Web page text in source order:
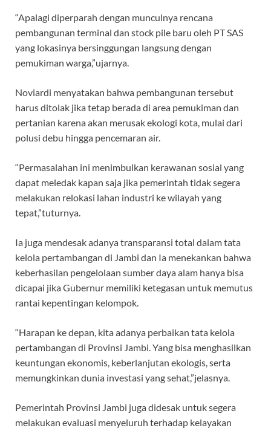
“Apalagi diperparah dengan munculnya rencana
pembangunan terminal dan stock pile baru oleh PT SAS
yang lokasinya bersinggungan langsung dengan
pemukiman warga,”ujarnya.
Noviardi menyatakan bahwa pembangunan tersebut
harus ditolak jika tetap berada di area pemukiman dan
pertanian karena akan merusak ekologi kota, mulai dari
polusi debu hingga pencemaran air.
“Permasalahan ini menimbulkan kerawanan sosial yang
dapat meledak kapan saja jika pemerintah tidak segera
melakukan relokasi lahan industri ke wilayah yang
tepat,”tuturnya.
Ia juga mendesak adanya transparansi total dalam tata
kelola pertambangan di Jambi dan Ia menekankan bahwa
keberhasilan pengelolaan sumber daya alam hanya bisa
dicapai jika Gubernur memiliki ketegasan untuk memutus
rantai kepentingan kelompok.
“Harapan ke depan, kita adanya perbaikan tata kelola
pertambangan di Provinsi Jambi. Yang bisa menghasilkan
keuntungan ekonomis, keberlanjutan ekologis, serta
memungkinkan dunia investasi yang sehat,”jelasnya.
Pemerintah Provinsi Jambi juga didesak untuk segera
melakukan evaluasi menyeluruh terhadap kelayakan